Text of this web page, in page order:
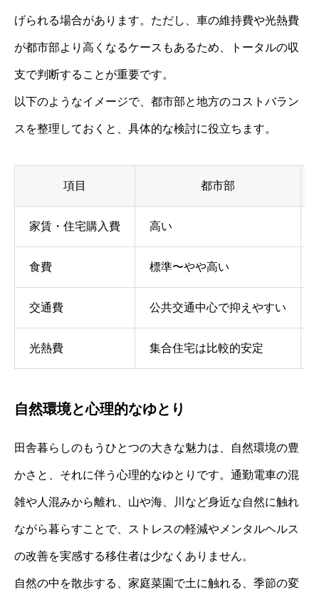
げられる場合があります。ただし、車の維持費や光熱費
が都市部より高くなるケースもあるため、トータルの収
支で判断することが重要です。
以下のようなイメージで、都市部と地方のコストバラン
スを整理しておくと、具体的な検討に役立ちます。
項目 都市部
家賃・住宅購入費 高い
食費 標準〜やや高い
交通費 公共交通中心で抑えやすい
光熱費 集合住宅は比較的安定
自然環境と心理的なゆとり
田舎暮らしのもうひとつの大きな魅力は、自然環境の豊
かさと、それに伴う心理的なゆとりです。通勤電車の混
雑や人混みから離れ、山や海、川など身近な自然に触れ
ながら暮らすことで、ストレスの軽減やメンタルヘルス
の改善を実感する移住者は少なくありません。
自然の中を散歩する、家庭菜園で土に触れる、季節の変